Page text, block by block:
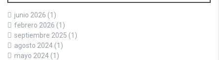
junio 2026 (1)
febrero 2026 (1)
septiembre 2025 (1)
agosto 2024 (1)
mayo 2024 (1)